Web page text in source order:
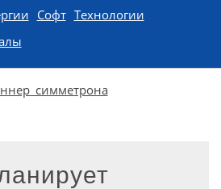
Софт Технологии